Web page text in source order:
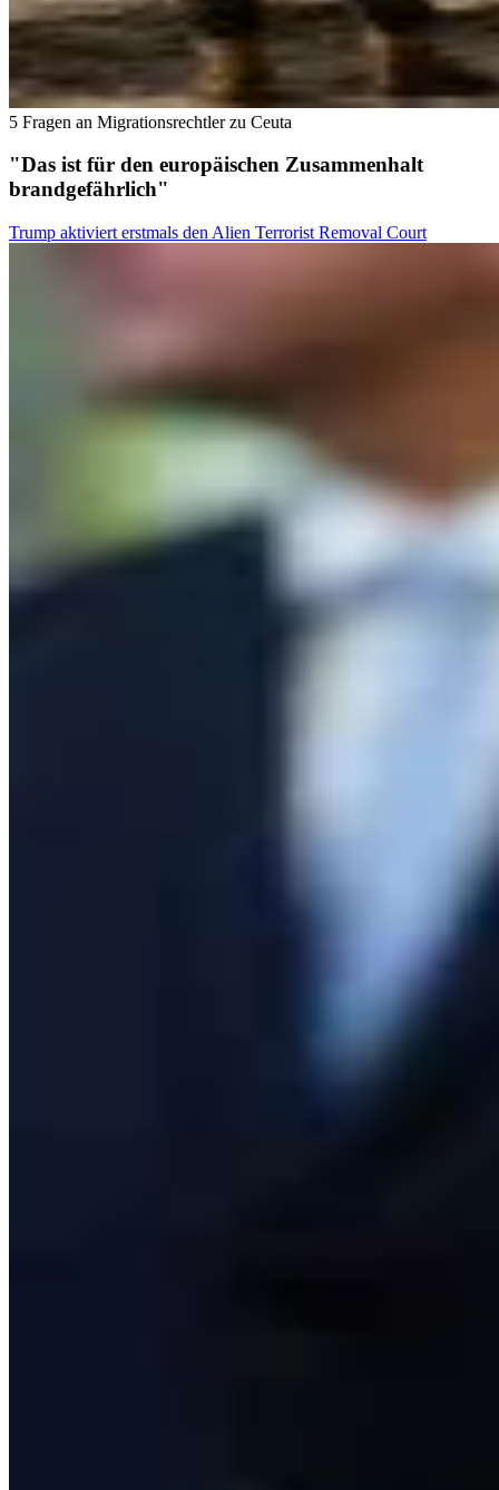
5 Fragen an Migrationsrechtler zu Ceuta
"Das ist für den europäischen Zusammenhalt
brandgefährlich"
Trump aktiviert erstmals den Alien Terrorist Removal Court